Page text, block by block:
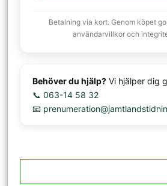
Betalning via kort. Genom köpet
användarvillkor och
Behöver du hjälp? Vi hjälper dig
📞 063-14 58 32
📧